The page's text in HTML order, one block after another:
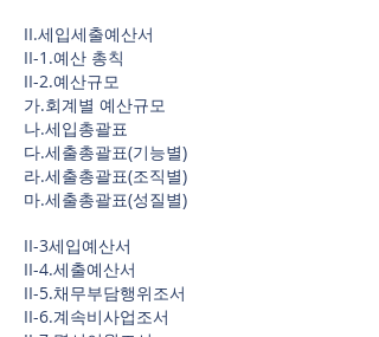
II.세입세출예산서
II-1.예산 총칙
II-2.예산규모
가.회계별 예산규모
나.세입총괄표
다.세출총괄표(기능별)
라.세출총괄표(조직별)
마.세출총괄표(성질별)
II-3세입예산서
II-4.세출예산서
II-5.채무부담행위조서
II-6.계속비사업조서